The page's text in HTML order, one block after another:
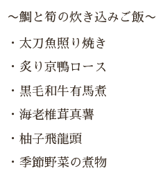
〜鯛と筍の炊き込みご飯〜
・太刀魚照り焼き
・炙り京鴨ロース
・黒毛和牛有馬煮
・海老椎茸真薯
・柚子飛龍頭
・季節野菜の煮物